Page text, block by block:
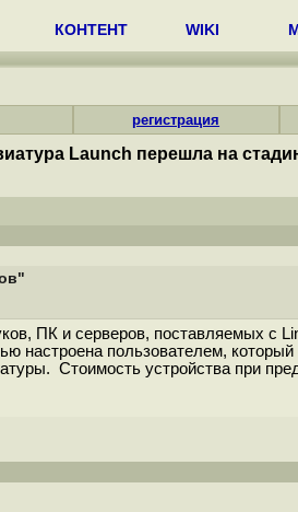
КОНТЕНТ WIKI
регистрация
Launch перешла на
ПК и серверов, поставляемых с
настроена пользователем,
Стоимость устройства при